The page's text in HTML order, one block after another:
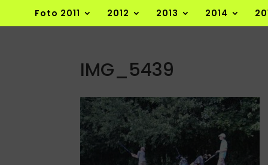
Foto 2011 2012 2013 2014
IMG_5439